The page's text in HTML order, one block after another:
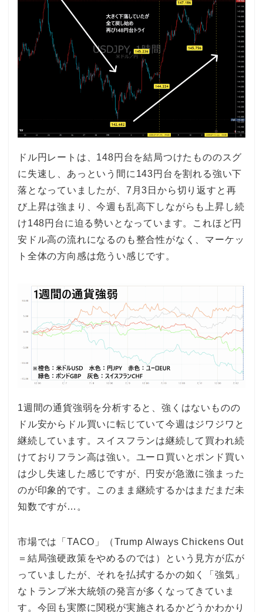
ドル円レートは、148円台を結局つけたもののスグ
に失速し、あっという間に143円台を割れる強い下
落となっていましたが、7月3日から切り返すと再
び上昇は強まり、今週も乱高下しながらも上昇し続
け148円台に迫る勢いとなっています。これほど円
安ドル高の流れになるのも整合性がなく、マーケッ
ト全体の方向感は危うい感じです。
1週間の通貨強弱を分析すると、強くはないものの
ドル安からドル買いに転じていて今週はジワジワと
継続しています。スイスフランは継続して買われ続
けておりフラン高は強い。ユーロ買いとポンド買い
は少し失速した感じですが、円安が急激に強まった
のが印象的です。このまま継続するかはまだまだ未
知数ですが…。
市場では「TACO」（Trump Always Chickens Out
＝結局強硬政策をやめるのでは）という見方が広が
っていましたが、それを払拭するかの如く「強気」
なトランプ米大統領の発言が多くなってきていま
す。今回も実際に関税が実施されるかどうかわかり